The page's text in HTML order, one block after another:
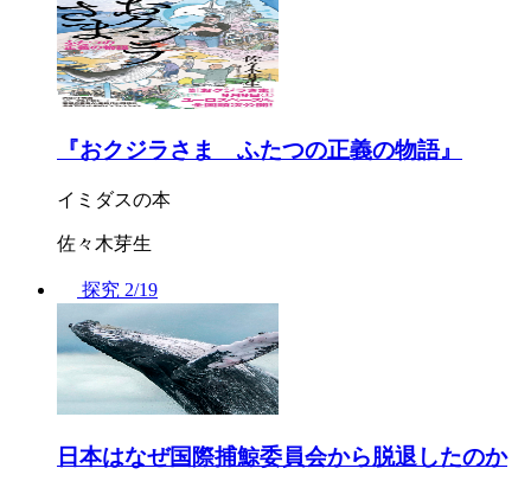
『おクジラさま ふたつの正義の物語』
イミダスの本
佐々木芽生
探究 2/19
日本はなぜ国際捕鯨委員会から脱退したのか